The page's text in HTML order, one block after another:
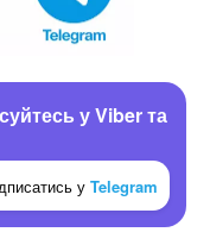
у Viber та
у Telegram